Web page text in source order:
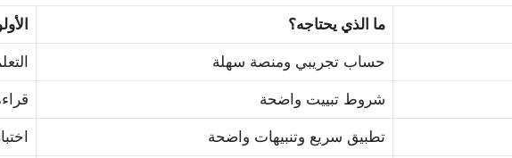
ما الذي يحتاجه؟
حساب تجريبي ومنصة سهلة
شروط تبييت واضحة
تطبيق سريع وتنبيهات واضحة